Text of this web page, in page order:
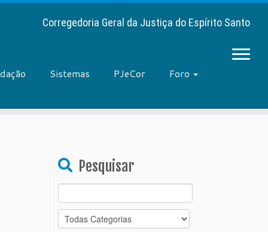
Corregedoria Geral da Justiça do Espírito Santo
Sistemas PJeCor
Foro
Pesquisar
for: